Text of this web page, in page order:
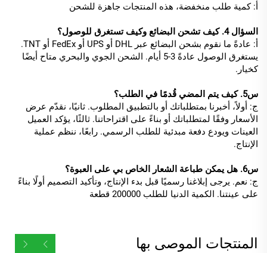
أ: كمية طلب منخفضة، هذه المنتجات جاهزة للشحن
السؤال 4. كيف تشحن البضائع وكيف تستغرق للوصول؟
أ: عادةً ما نقوم بشحن البضائع عبر DHL أو UPS أو FedEx أو TNT.
يستغرق الوصول عادةً 3-5 أيام. الشحن الجوي والبحري متاح أيضًا
كخيار.
س5. كيف يتم المضي قُدمًا في الطلب؟
ج: أولاً، أخبرنا بمتطلباتك أو بالتطبيق المطلوب. ثانيًا، نقدّم عرض
الأسعار وفقًا لمتطلباتك أو بناءً على اقتراحاتنا. ثالثًا، يؤكد العميل
العينات ويودع دفعة مبدئية للطلب الرسمي. رابعًا، ننظم عملية
الإنتاج.
س6. هل يمكن طباعة الشعار الخاص بي على العبوة؟
ج: نعم. يرجى إبلاغنا رسميًا قبل بدء الإنتاج، وتأكيد التصميم أولًا بناءً
على عينتنا. الكمية الدنيا للطلب 200000 قطعة
المنتجات الموصى بها